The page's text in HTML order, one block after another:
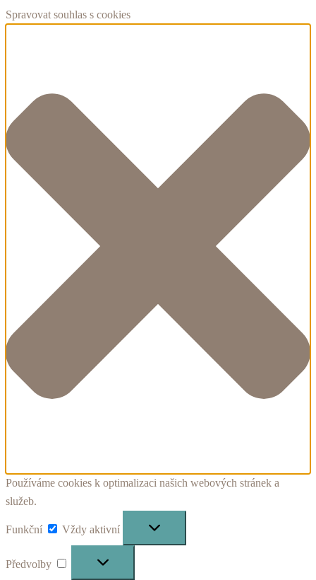
Spravovat souhlas s cookies
Používáme cookies k optimalizaci našich webových stránek a
služeb.
Funkční
Vždy aktivní
Předvolby